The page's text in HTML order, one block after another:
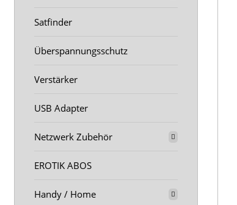
Satfinder
Überspannungsschutz
Verstärker
USB Adapter
Netzwerk Zubehör
EROTIK ABOS
Handy / Home